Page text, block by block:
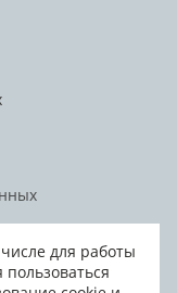
третьим
для работы